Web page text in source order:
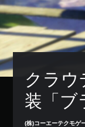
クラウ
装「ブ
(株)コーエーテクモゲ